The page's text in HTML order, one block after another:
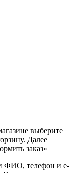
выберите
Далее
заказ»
ФИО, телефон и e-